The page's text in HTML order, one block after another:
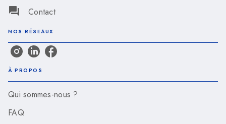
question_answer Contact
NOS RÉSEAUX
À PROPOS
Qui sommes-nous ?
FAQ